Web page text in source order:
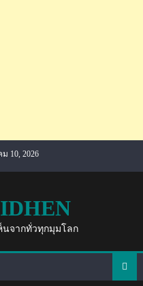
10, 2026
นจากทั่วทุกมุมโลก